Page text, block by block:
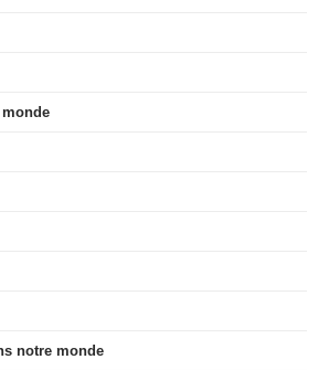
monde
notre monde